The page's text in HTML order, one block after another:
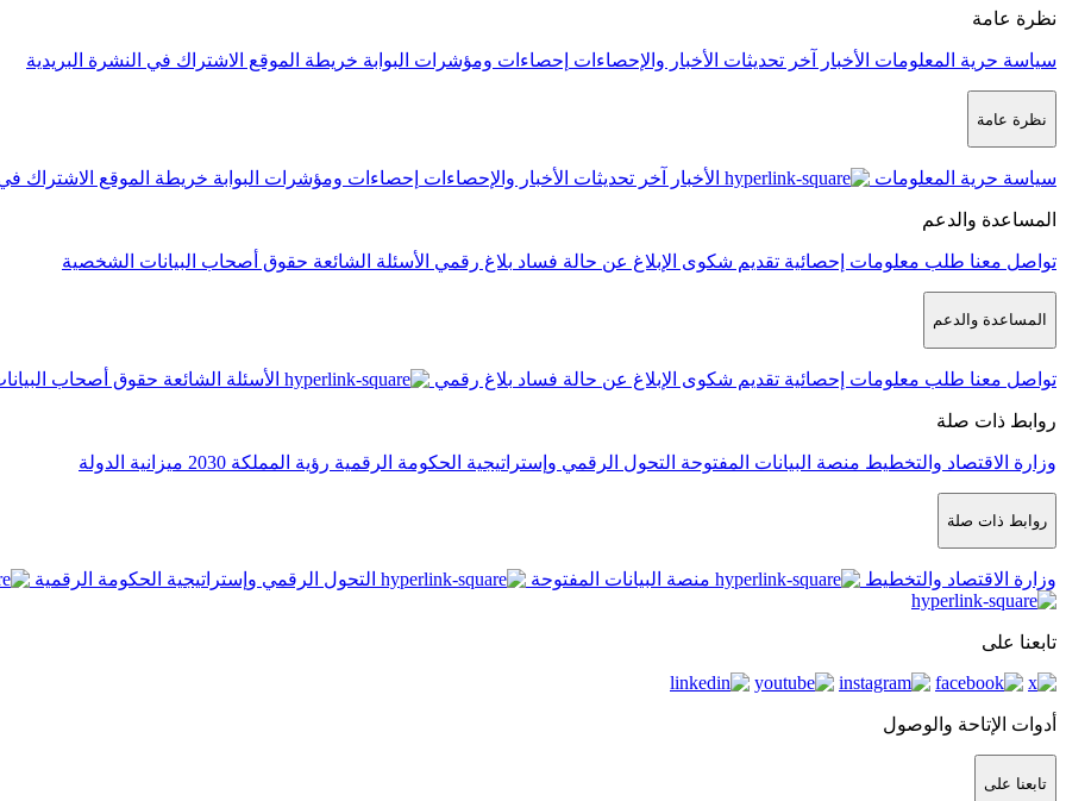
نظرة عامة
سياسة حرية المعلومات الأخبار آخر تحديثات الأخبار والإحصاءات إحصاءات ومؤشرات البوابة خريطة الموقع الاشتراك في النشرة البريدية
نظرة عامة
سياسة حرية المعلومات الأخبار آخر تحديثات الأخبار والإحصاءات إحصاءات ومؤشرات البوابة خريطة الموقع الاشتراك
المساعدة والدعم
تواصل معنا طلب معلومات إحصائية تقديم شكوى الإبلاغ عن حالة فساد بلاغ رقمي الأسئلة الشائعة حقوق أصحاب البيانات الشخصية
المساعدة والدعم
تواصل معنا طلب معلومات إحصائية تقديم شكوى الإبلاغ عن حالة فساد بلاغ رقمي الأسئلة الشائعة حقوق أصحاب
روابط ذات صلة
وزارة الاقتصاد والتخطيط منصة البيانات المفتوحة التحول الرقمي وإستراتيجية الحكومة الرقمية رؤية المملكة 2030 ميزانية الدولة
روابط ذات صلة
وزارة الاقتصاد والتخطيط منصة البيانات المفتوحة التحول الرقمي وإستراتيجية الحكومة الرقمية
تابعنا على
أدوات الإتاحة والوصول
تابعنا على